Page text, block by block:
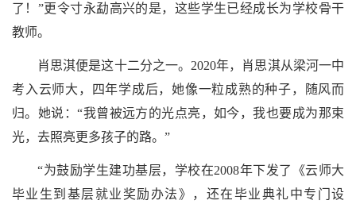
了！”更令寸永勐高兴的是，这些学生已经成长为学校骨干
教师。
肖思淇便是这十二分之一。2020年，肖思淇从梁河一中
考入云师大，四年学成后，她像一粒成熟的种子，随风而
归。她说：“我曾被远方的光点亮，如今，我也要成为那束
光，去照亮更多孩子的路。”
“为鼓励学生建功基层，学校在2008年下发了《云师大
毕业生到基层就业奖励办法》，还在毕业典礼中专门设